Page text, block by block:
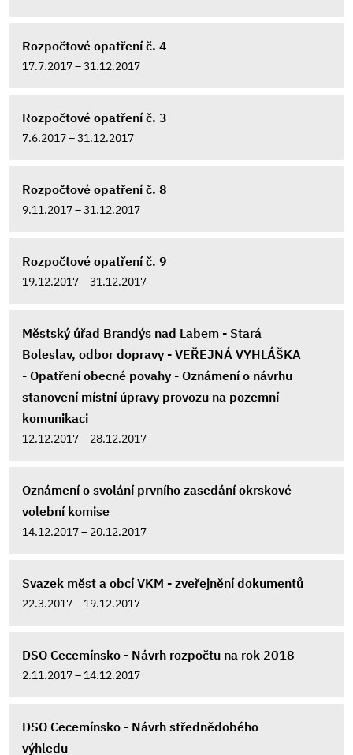
Rozpočtové opatření č. 4
17.7.2017 – 31.12.2017
Rozpočtové opatření č. 3
7.6.2017 – 31.12.2017
Rozpočtové opatření č. 8
9.11.2017 – 31.12.2017
Rozpočtové opatření č. 9
19.12.2017 – 31.12.2017
Městský úřad Brandýs nad Labem - Stará
Boleslav, odbor dopravy - VEŘEJNÁ VYHLÁŠKA
- Opatření obecné povahy - Oznámení o návrhu
stanovení místní úpravy provozu na pozemní
komunikaci
12.12.2017 – 28.12.2017
Oznámení o svolání prvního zasedání okrskové
volební komise
14.12.2017 – 20.12.2017
Svazek měst a obcí VKM - zveřejnění dokumentů
22.3.2017 – 19.12.2017
DSO Cecemínsko - Návrh rozpočtu na rok 2018
2.11.2017 – 14.12.2017
DSO Cecemínsko - Návrh střednědobého
výhledu